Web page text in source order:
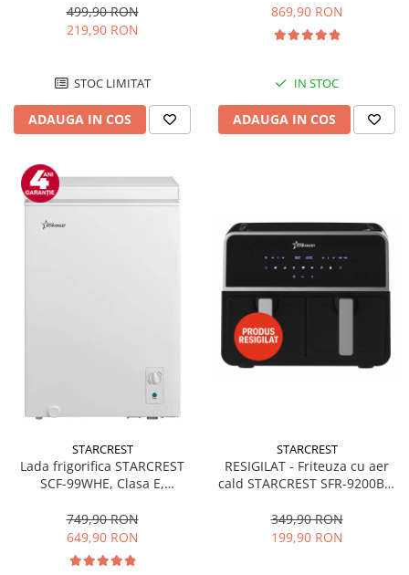
Termostat 80 - 200 °C, 12
programe, Negru
499,90 RON
219,90 RON
STOC LIMITAT
ADAUGA IN COS
convertibil - functie frigider,
Termostat reglabil, Alb
869,90 RON
IN STOC
ADAUGA IN COS
STARCREST
Lada frigorifica STARCREST
SCF-99WHE, Clasa E,
convertibil - functie frigider,
Termostat reglabil, Alb
749,90 RON
649,90 RON
STARCREST
RESIGILAT - Friteuza cu aer
cald STARCREST SFR-9200BK,
Termostat 80 - 200 °C, 8
programe predefinite, Negru
349,90 RON
199,90 RON